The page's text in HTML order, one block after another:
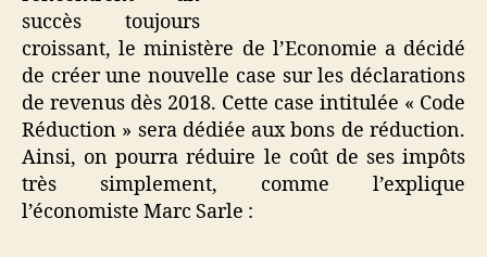
succès toujours
croissant, le ministère de l’Economie a décidé
de créer une nouvelle case sur les déclarations
de revenus dès 2018. Cette case intitulée « Code
Réduction » sera dédiée aux bons de réduction.
Ainsi, on pourra réduire le coût de ses impôts
très simplement, comme l’explique
l’économiste Marc Sarle :